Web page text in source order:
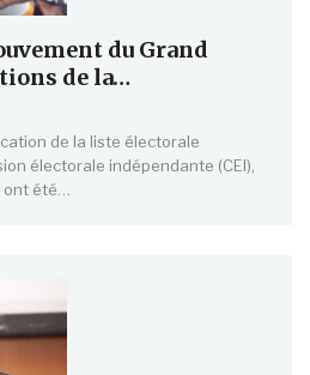
du Grand
de la…
de la liste électorale
électorale indépendante (CEI),
ont été…